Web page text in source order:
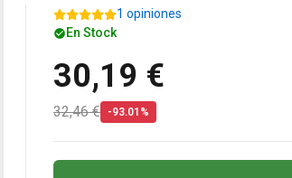
1 opiniones
En Stock
30,19 €
32,46 € -93.01%